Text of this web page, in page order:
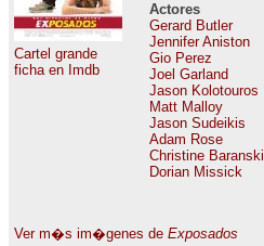
Actores
Gerard Butler
Jennifer Aniston
Gio Perez
Joel Garland
Jason Kolotouros
Matt Malloy
Jason Sudeikis
Adam Rose
Christine Baranski
Dorian Missick
Cartel grande
ficha en Imdb
Ver m�s im�genes de Exposados